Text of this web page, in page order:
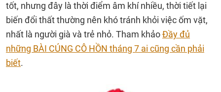
tốt, nhưng đây là thời điểm âm khí nhiều, thời tiết lại
biến đổi thất thường nên khó tránh khỏi việc ốm vặt,
nhất là người già và trẻ nhỏ. Tham khảoĐầy đủ
những BÀI CÚNG CÔ HỒN tháng 7 ai cũng cần phải
biết.